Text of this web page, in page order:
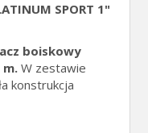
SPORT 1"
boiskowy
m.W zestawie
konstrukcja